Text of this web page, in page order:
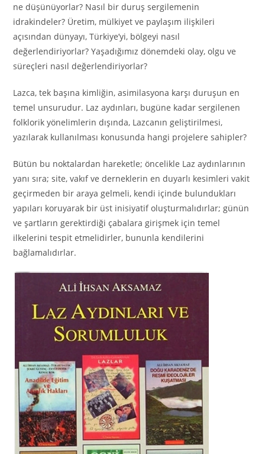
ne düşünüyorlar? Nasıl bir duruş sergilemenin
idrakindeler? Üretim, mülkiyet ve paylaşım ilişkileri
açısından dünyayı, Türkiye’yi, bölgeyi nasıl
değerlendiriyorlar? Yaşadığımız dönemdeki olay, olgu ve
süreçleri nasıl değerlendiriyorlar?
Lazca, tek başına kimliğin, asimilasyona karşı duruşun en
temel unsurudur. Laz aydınları, bugüne kadar sergilenen
folklorik yönelimlerin dışında, Lazcanın geliştirilmesi,
yazılarak kullanılması konusunda hangi projelere sahipler?
Bütün bu noktalardan hareketle; öncelikle Laz aydınlarının
yanı sıra; site, vakıf ve derneklerin en duyarlı kesimleri vakit
geçirmeden bir araya gelmeli, kendi içinde bulundukları
yapıları koruyarak bir üst inisiyatif oluşturmalıdırlar; günün
ve şartların gerektirdiği çabalara girişmek için temel
ilkelerini tespit etmelidirler, bununla kendilerini
bağlamalıdırlar.